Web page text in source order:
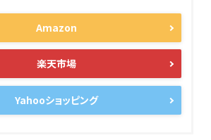
Amazon
楽天市場
Yahooショッピング